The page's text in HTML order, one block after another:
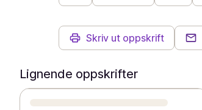
Skriv ut oppskrift
Lignende oppskrifter